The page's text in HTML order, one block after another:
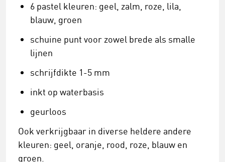
6 pastel kleuren: geel, zalm, roze, lila,
blauw, groen
schuine punt voor zowel brede als smalle
lijnen
schrijfdikte 1-5 mm
inkt op waterbasis
geurloos
Ook verkrijgbaar in diverse heldere andere
kleuren: geel, oranje, rood, roze, blauw en
groen.